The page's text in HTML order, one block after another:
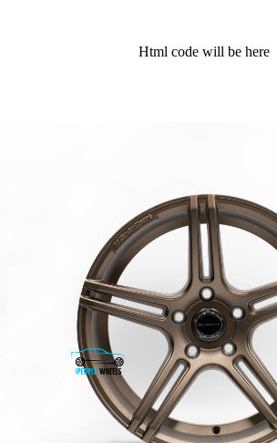
Html code will be here